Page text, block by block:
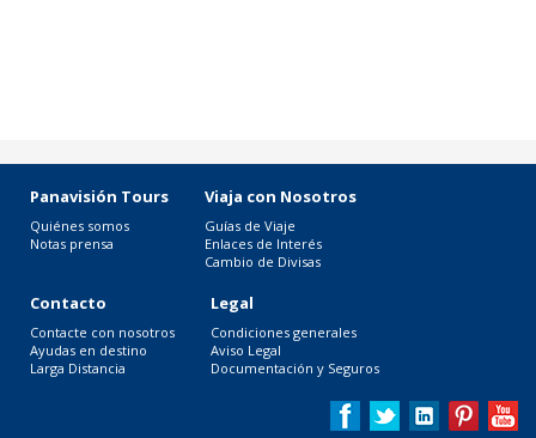
Panavisión Tours
Quiénes somos
Notas prensa
Viaja con Nosotros
Guías de Viaje
Enlaces de Interés
Cambio de Divisas
Contacto
Contacte con nosotros
Ayudas en destino
Larga Distancia
Legal
Condiciones generales
Aviso Legal
Documentación y Seguros